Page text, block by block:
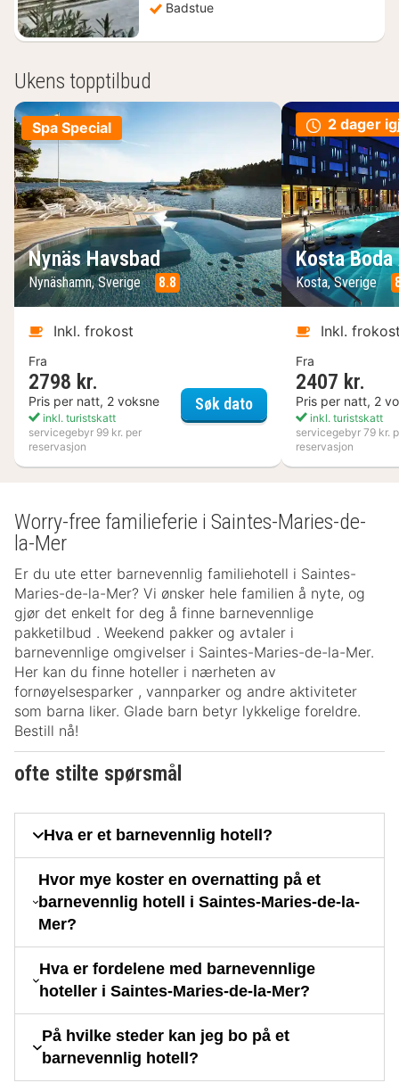
Badstue
Ukens topptilbud
Spa Special
Nynäs Havsbad
Nynäshamn, Sverige 8.8
Inkl. frokost
Fra
2798 kr.
Pris per natt, 2 voksne
inkl. turistskatt
servicegebyr 99 kr. per
reservasjon
Søk datoNynäs Havsbad
2 dager
Kosta
Kosta, Sverige
Inkl.
Fra
2407 kr.
Pris per natt, 2
inkl. turistskatt
servicegebyr 79 kr.
reservasjon
Worry-free familieferie i Saintes-Maries-de-
la-Mer
Er du ute etter barnevennlig familiehotell i Saintes-
Maries-de-la-Mer? Vi ønsker hele familien å nyte, og
gjør det enkelt for deg å finne barnevennlige
pakketilbud . Weekend pakker og avtaler i
barnevennlige omgivelser i Saintes-Maries-de-la-Mer.
Her kan du finne hoteller i nærheten av
fornøyelsesparker , vannparker og andre aktiviteter
som barna liker. Glade barn betyr lykkelige foreldre.
Bestill nå!
ofte stilte spørsmål
Hva er et barnevennlig hotell?
Hvor mye koster en overnatting på et
barnevennlig hotell i Saintes-Maries-de-la-
Mer?
Hva er fordelene med barnevennlige
hoteller i Saintes-Maries-de-la-Mer?
På hvilke steder kan jeg bo på et
barnevennlig hotell?